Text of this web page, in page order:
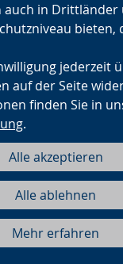
auch in
bieten,
jederzeit
auf der Seite
finden Sie in
.
Alle akzeptieren
Alle ablehnen
Mehr erfahren